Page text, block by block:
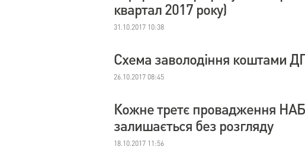
квартал 2017 року)
31.10.2017 10:38
Схема заволодіння коштами
26.10.2017 08:45
Кожне третє провадження
залишається без розгляду
18.10.2017 11:56